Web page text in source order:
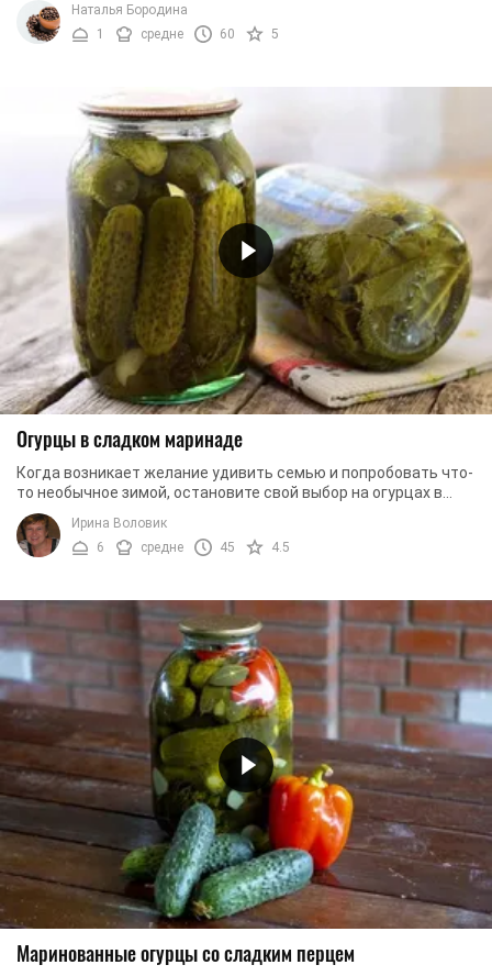
Наталья Бородина
1
средне 60 5
Огурцы в сладком маринаде
Когда возникает желание удивить семью и попробовать что-
то необычное зимой, остановите свой выбор на огурцах в
сладком маринаде. Как их приготовить? ...
Ирина Воловик
6
средне 45 4.5
Маринованные огурцы со сладким перцем